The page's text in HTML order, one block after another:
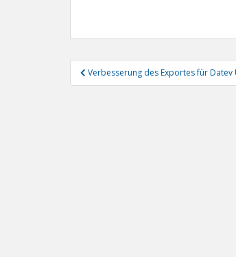
Beitragsnavigation
Verbesserung des Exportes für